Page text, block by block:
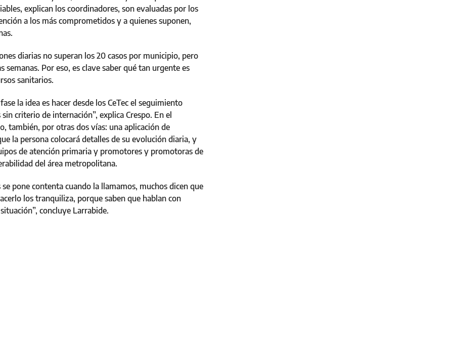
explican los coordinadores, son evaluadas por los
a los más comprometidos y a quienes suponen,
diarias no superan los 20 casos por municipio, pero
Por eso, es clave saber qué tan urgente es
sanitarios.
la idea es hacer desde los CeTec el seguimiento
criterio de internación”, explica Crespo. En el
también, por otras dos vías: una aplicación de
la persona colocará detalles de su evolución diaria, y
de atención primaria y promotores y promotoras de
del área metropolitana.
pone contenta cuando la llamamos, muchos dicen que
los tranquiliza, porque saben que hablan con
concluye Larrabide.